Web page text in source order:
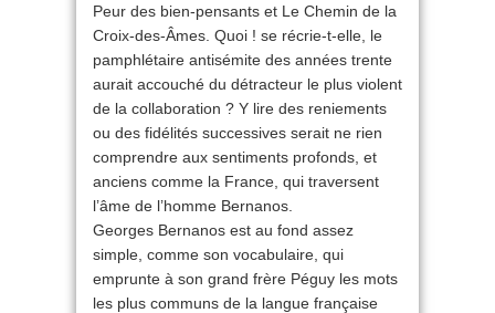
Peur des bien-pensants et Le Chemin de la
Croix-des-Âmes. Quoi ! se récrie-t-elle, le
pamphlétaire antisémite des années trente
aurait accouché du détracteur le plus violent
de la collaboration ? Y lire des reniements
ou des fidélités successives serait ne rien
comprendre aux sentiments profonds, et
anciens comme la France, qui traversent
l’âme de l’homme Bernanos.
Georges Bernanos est au fond assez
simple, comme son vocabulaire, qui
emprunte à son grand frère Péguy les mots
les plus communs de la langue française